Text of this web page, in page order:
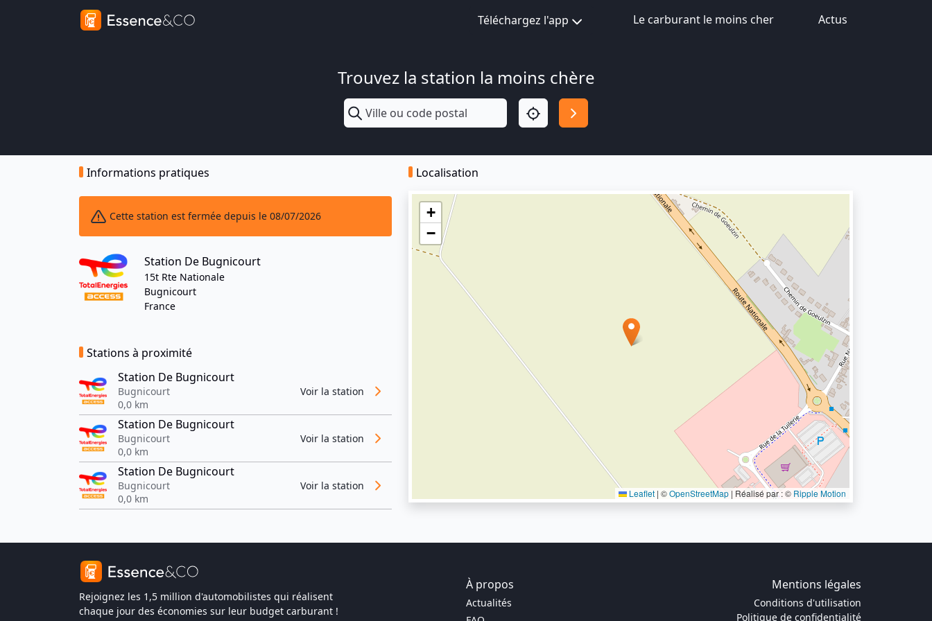
Téléchargez l'app Le carburant le moins cher Actus
Trouvez la station la moins chère
Informations pratiques
Cette station est fermée depuis le 08/07/2026
Station De Bugnicourt
15t Rte Nationale
Bugnicourt
France
Stations à proximité
Station De Bugnicourt
Bugnicourt
0,0 km
Voir la station
Station De Bugnicourt
Bugnicourt
0,0 km
Voir la station
Station De Bugnicourt
Bugnicourt
0,0 km
Voir la station
Localisation
+
−
Leaflet | ©OpenStreetMap | Réalisé par : © Ripple Motion
Rejoignez les 1,5 million d'automobilistes qui réalisent
chaque jour des économies sur leur budget carburant !
À propos Mentions légales
Actualités
Conditions d'utilisation
Politique de confidentialité